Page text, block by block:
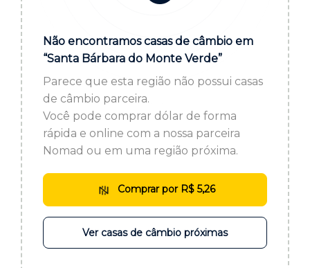
ou cadastre-se se ainda não tem registro:
CADASTRE-SE
Não encontramos casas de câmbio em
“Santa Bárbara do Monte Verde”
Parece que esta região não possui casas
de câmbio parceira.
Você pode comprar dólar de forma
rápida e online com a nossa parceira
Nomad ou em uma região próxima.
Comprar por R$ 5,26
Ver casas de câmbio próximas